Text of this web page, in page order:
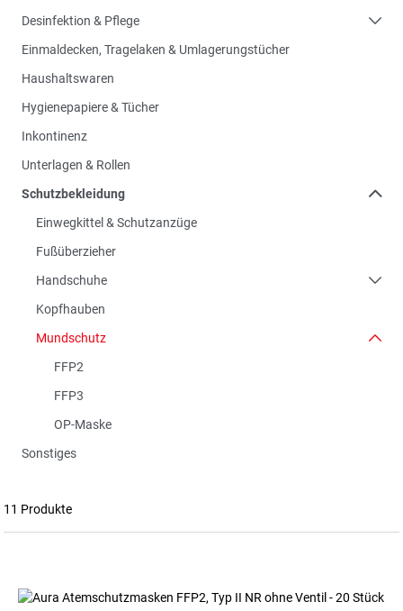
Desinfektion & Pflege
Einmaldecken, Tragelaken & Umlagerungstücher
Haushaltswaren
Hygienepapiere & Tücher
Inkontinenz
Unterlagen & Rollen
Schutzbekleidung
Einwegkittel & Schutzanzüge
Fußüberzieher
Handschuhe
Kopfhauben
Mundschutz
FFP2
FFP3
OP-Maske
Sonstiges
11 Produkte